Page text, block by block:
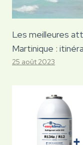
Les meilleures
Martinique :
25 août 2023